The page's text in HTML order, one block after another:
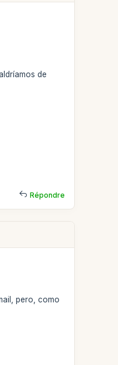
de
Répondre
pero, como